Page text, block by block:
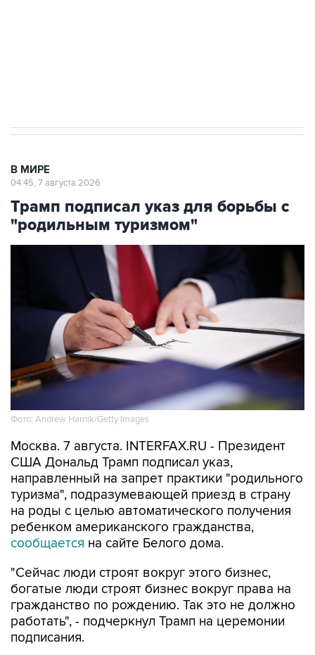
В МИРЕ
04:45, 7 августа 2026
Трамп подписал указ для борьбы с
"родильным туризмом"
Фото: Andrew Harnik/Getty Images
Москва. 7 августа. INTERFAX.RU - Президент
США Дональд Трамп подписал указ,
направленный на запрет практики "родильного
туризма", подразумевающей приезд в страну
на роды с целью автоматического получения
ребенком американского гражданства,
сообщается на сайте Белого дома.
"Сейчас люди строят вокруг этого бизнес,
богатые люди строят бизнес вокруг права на
гражданство по рождению. Так это не должно
работать", - подчеркнул Трамп на церемонии
подписания.